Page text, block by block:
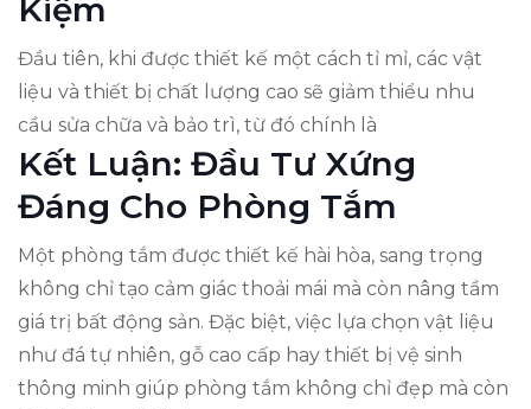
Kiệm
Đầu tiên, khi được thiết kế một cách tỉ mỉ, các vật
liệu và thiết bị chất lượng cao sẽ giảm thiểu nhu
cầu sửa chữa và bảo trì, từ đó chính là
Kết Luận: Đầu Tư Xứng
Đáng Cho Phòng Tắm
Một phòng tắm được thiết kế hài hòa, sang trọng
không chỉ tạo cảm giác thoải mái mà còn nâng tầm
giá trị bất động sản. Đặc biệt, việc lựa chọn vật liệu
như đá tự nhiên, gỗ cao cấp hay thiết bị vệ sinh
thông minh giúp phòng tắm không chỉ đẹp mà còn